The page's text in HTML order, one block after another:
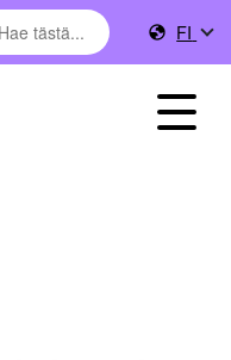
FI